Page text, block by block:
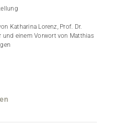
Katharina Lorenz, Prof. Dr.
und einem Vorwort von Matthias